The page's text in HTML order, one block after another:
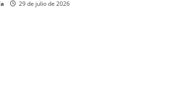
29 de julio de 2026